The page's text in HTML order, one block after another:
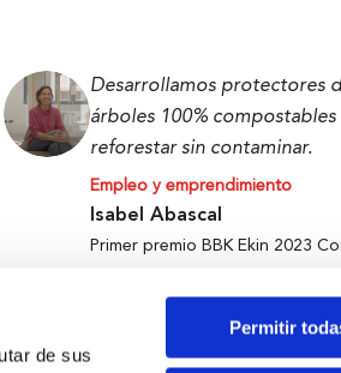
de sus
Permitir
Desarrollamos protectores
árboles 100% compostables
reforestar sin contaminar.
Empleo y emprendimiento
Isabel Abascal
Primer premio BBK Ekin 2023